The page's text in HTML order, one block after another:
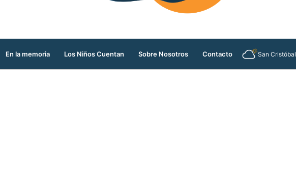
En la memoria Los Niños Cuentan Sobre Nosotros Contacto San Cristóbal